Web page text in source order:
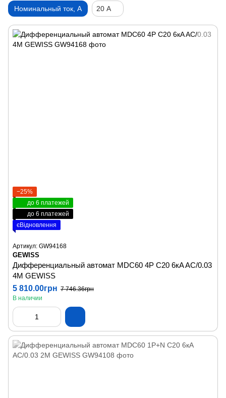
Номинальный ток, А 20 А
−25%
до 6 платежей
до 6 платежей
єВідновлення
Артикул: GW94168
GEWISS
Дифференциальный автомат MDC60 4P C20 6кA AC/0.03
4M GEWISS
5 810.00грн 7 746.36грн
В наличии